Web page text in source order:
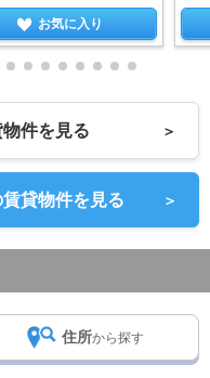
お気に入り
件を見る ＞
貸物件を見る ＞
住所から探す